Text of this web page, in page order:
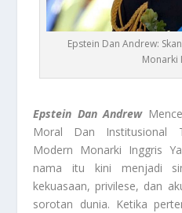
Epstein Dan Andrew:
Monarki
Epstein Dan Andrew
Moral Dan Institusional
Modern Monarki Inggris
nama itu kini menjadi
kekuasaan, privilese, dan
sorotan dunia. Ketika